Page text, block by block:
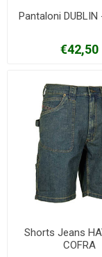
Pantaloni DUBLIN
€42,50
Shorts Jeans
COFRA